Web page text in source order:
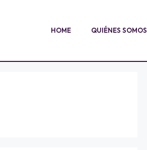
HOME QUIÉNES SOMOS